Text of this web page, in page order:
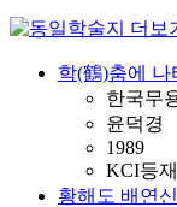
학(鶴)춤에
한국무
윤덕경
1989
KCI등재
황해도 배연